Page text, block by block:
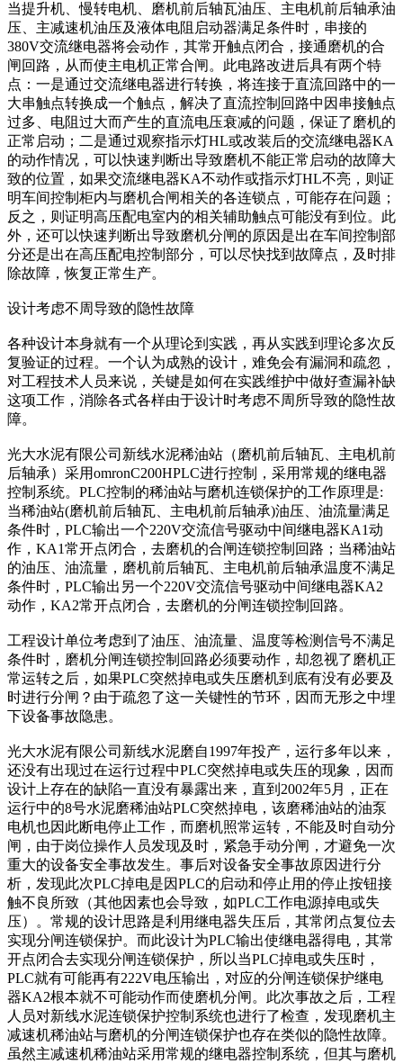
当提升机、慢转电机、磨机前后轴瓦油压、主电机前后轴承油
压、主减速机油压及液体电阻启动器满足条件时，串接的
380V交流继电器将会动作，其常开触点闭合，接通磨机的合
闸回路，从而使主电机正常合闸。此电路改进后具有两个特
点：一是通过交流继电器进行转换，将连接于直流回路中的一
大串触点转换成一个触点，解决了直流控制回路中因串接触点
过多、电阻过大而产生的直流电压衰减的问题，保证了磨机的
正常启动；二是通过观察指示灯HL或改装后的交流继电器KA
的动作情况，可以快速判断出导致磨机不能正常启动的故障大
致的位置，如果交流继电器KA不动作或指示灯HL不亮，则证
明车间控制柜内与磨机合闸相关的各连锁点，可能存在问题；
反之，则证明高压配电室内的相关辅助触点可能没有到位。此
外，还可以快速判断出导致磨机分闸的原因是出在车间控制部
分还是出在高压配电控制部分，可以尽快找到故障点，及时排
除故障，恢复正常生产。
设计考虑不周导致的隐性故障
各种设计本身就有一个从理论到实践，再从实践到理论多次反
复验证的过程。一个认为成熟的设计，难免会有漏洞和疏忽，
对工程技术人员来说，关键是如何在实践维护中做好查漏补缺
这项工作，消除各式各样由于设计时考虑不周所导致的隐性故
障。
光大水泥有限公司新线水泥稀油站（磨机前后轴瓦、主电机前
后轴承）采用omronC200HPLC进行控制，采用常规的继电器
控制系统。PLC控制的稀油站与磨机连锁保护的工作原理是:
当稀油站(磨机前后轴瓦、主电机前后轴承)油压、油流量满足
条件时，PLC输出一个220V交流信号驱动中间继电器KA1动
作，KA1常开点闭合，去磨机的合闸连锁控制回路；当稀油站
的油压、油流量，磨机前后轴瓦、主电机前后轴承温度不满足
条件时，PLC输出另一个220V交流信号驱动中间继电器KA2
动作，KA2常开点闭合，去磨机的分闸连锁控制回路。
工程设计单位考虑到了油压、油流量、温度等检测信号不满足
条件时，磨机分闸连锁控制回路必须要动作，却忽视了磨机正
常运转之后，如果PLC突然掉电或失压磨机到底有没有必要及
时进行分闸？由于疏忽了这一关键性的节环，因而无形之中埋
下设备事故隐患。
光大水泥有限公司新线水泥磨自1997年投产，运行多年以来，
还没有出现过在运行过程中PLC突然掉电或失压的现象，因而
设计上存在的缺陷一直没有暴露出来，直到2002年5月，正在
运行中的8号水泥磨稀油站PLC突然掉电，该磨稀油站的油泵
电机也因此断电停止工作，而磨机照常运转，不能及时自动分
闸，由于岗位操作人员发现及时，紧急手动分闸，才避免一次
重大的设备安全事故发生。事后对设备安全事故原因进行分
析，发现此次PLC掉电是因PLC的启动和停止用的停止按钮接
触不良所致（其他因素也会导致，如PLC工作电源掉电或失
压）。常规的设计思路是利用继电器失压后，其常闭点复位去
实现分闸连锁保护。而此设计为PLC输出使继电器得电，其常
开点闭合去实现分闸连锁保护，所以当PLC掉电或失压时，
PLC就有可能再有222V电压输出，对应的分闸连锁保护继电
器KA2根本就不可能动作而使磨机分闸。此次事故之后，工程
人员对新线水泥连锁保护控制系统也进行了检查，发现磨机主
减速机稀油站与磨机的分闸连锁保护也存在类似的隐性故障。
虽然主减速机稀油站采用常规的继电器控制系统，但其与磨机